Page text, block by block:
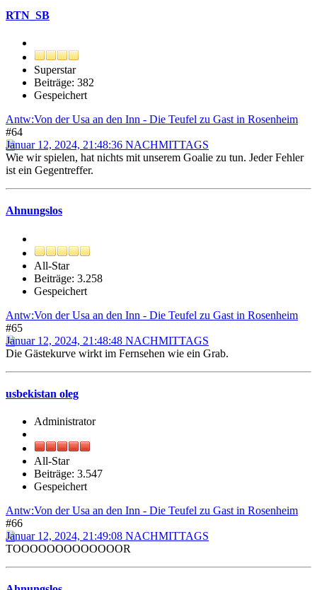
RTN_SB
Superstar
Beiträge: 382
Gespeichert
Antw:Von der Usa an den Inn - Die Teufel zu Gast in Rosenheim
#64
Januar 12, 2024, 21:48:36 NACHMITTAGS
Wie wir spielen, hat nichts mit unserem Goalie zu tun. Jeder Fehler
ist ein Gegentreffer.
Ahnungslos
All-Star
Beiträge: 3.258
Gespeichert
Antw:Von der Usa an den Inn - Die Teufel zu Gast in Rosenheim
#65
Januar 12, 2024, 21:48:48 NACHMITTAGS
Die Gästekurve wirkt im Fernsehen wie ein Grab.
usbekistan oleg
Administrator
All-Star
Beiträge: 3.547
Gespeichert
Antw:Von der Usa an den Inn - Die Teufel zu Gast in Rosenheim
#66
Januar 12, 2024, 21:49:08 NACHMITTAGS
TOOOOOOOOOOOOOR